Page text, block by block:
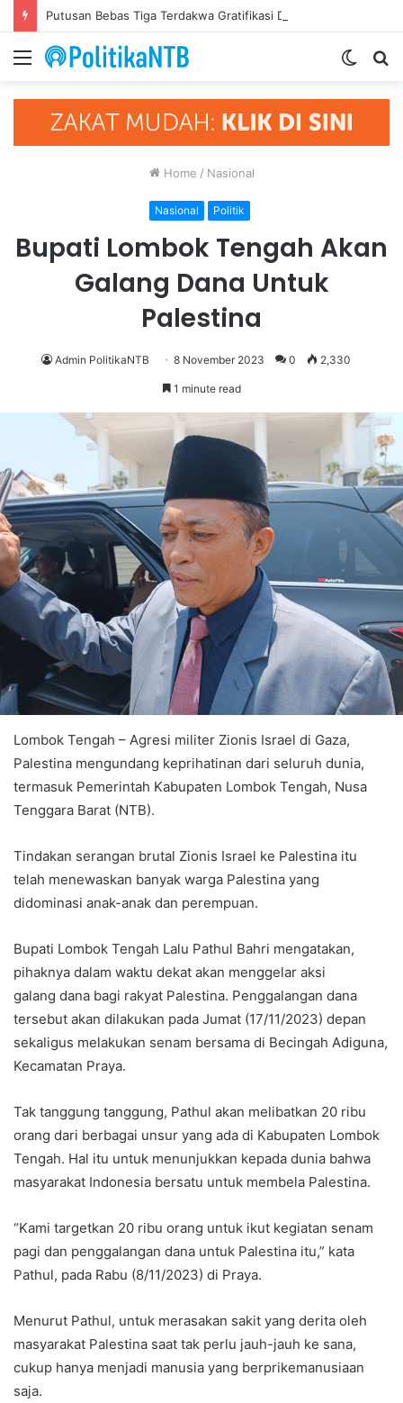
Menu
Switch
Home / Nasional
Nasional Politik
Bupati Lombok Tengah Akan
Galang Dana Untuk
Palestina
Admin PolitikaNTB 8 November 2023 0 2,330
1 minute read
Lombok Tengah – Agresi militer Zionis Israel di Gaza,
Palestina mengundang keprihatinan dari seluruh dunia,
termasuk Pemerintah Kabupaten Lombok Tengah, Nusa
Tenggara Barat (NTB).
Tindakan serangan brutal Zionis Israel ke Palestina itu
telah menewaskan banyak warga Palestina yang
didominasi anak-anak dan perempuan.
Bupati Lombok Tengah Lalu Pathul Bahri mengatakan,
pihaknya dalam waktu dekat akan menggelar aksi
galang dana bagi rakyat Palestina. Penggalangan dana
tersebut akan dilakukan pada Jumat (17/11/2023) depan
sekaligus melakukan senam bersama di Becingah Adiguna,
Kecamatan Praya.
Tak tanggung tanggung, Pathul akan melibatkan 20 ribu
orang dari berbagai unsur yang ada di Kabupaten Lombok
Tengah. Hal itu untuk menunjukkan kepada dunia bahwa
masyarakat Indonesia bersatu untuk membela Palestina.
“Kami targetkan 20 ribu orang untuk ikut kegiatan senam
pagi dan penggalangan dana untuk Palestina itu,” kata
Pathul, pada Rabu (8/11/2023) di Praya.
Menurut Pathul, untuk merasakan sakit yang derita oleh
masyarakat Palestina saat tak perlu jauh-jauh ke sana,
cukup hanya menjadi manusia yang berprikemanusiaan
saja.